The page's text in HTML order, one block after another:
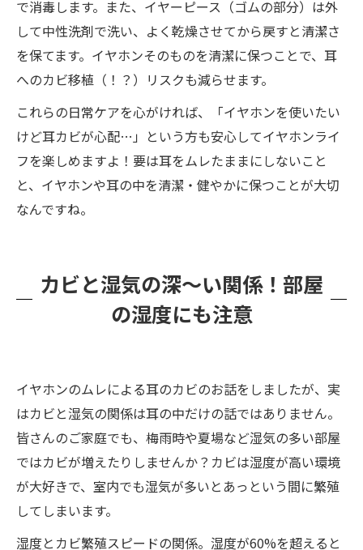
で消毒します。また、イヤーピース（ゴムの部分）は外
して中性洗剤で洗い、よく乾燥させてから戻すと清潔さ
を保てます。イヤホンそのものを清潔に保つことで、耳
へのカビ移植（！？）リスクも減らせます。
これらの日常ケアを心がければ、「イヤホンを使いたい
けど耳カビが心配…」という方も安心してイヤホンライ
フを楽しめますよ！要は耳をムレたままにしないこと
と、イヤホンや耳の中を清潔・健やかに保つことが大切
なんですね。
カビと湿気の深～い関係！部屋
の湿度にも注意
イヤホンのムレによる耳のカビのお話をしましたが、実
はカビと湿気の関係は耳の中だけの話ではありません。
皆さんのご家庭でも、梅雨時や夏場など湿気の多い部屋
ではカビが増えたりしませんか？カビは湿度が高い環境
が大好きで、室内でも湿気が多いとあっという間に繁殖
してしまいます。
湿度とカビ繁殖スピードの関係。湿度が60%を超えると